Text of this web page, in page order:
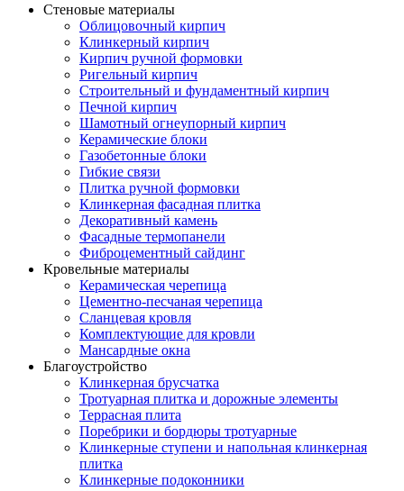
Стеновые материалы
Облицовочный кирпич
Клинкерный кирпич
Кирпич ручной формовки
Ригельный кирпич
Строительный и фундаментный кирпич
Печной кирпич
Шамотный огнеупорный кирпич
Керамические блоки
Газобетонные блоки
Гибкие связи
Плитка ручной формовки
Клинкерная фасадная плитка
Декоративный камень
Фасадные термопанели
Фиброцементный сайдинг
Кровельные материалы
Керамическая черепица
Цементно-песчаная черепица
Сланцевая кровля
Комплектующие для кровли
Мансардные окна
Благоустройство
Клинкерная брусчатка
Тротуарная плитка и дорожные элементы
Террасная плита
Поребрики и бордюры тротуарные
Клинкерные ступени и напольная клинкерная
плитка
Клинкерные подоконники